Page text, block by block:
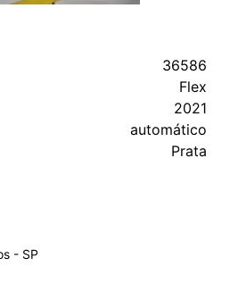
36586
Flex
2021
automático
Prata
- SP